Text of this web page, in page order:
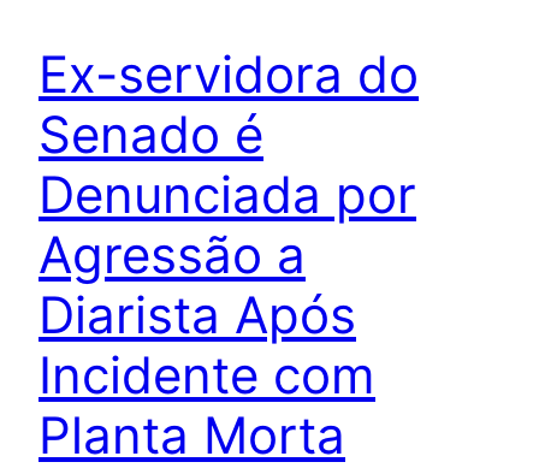
Ex-servidora do
Senado é
Denunciada por
Agressão a
Diarista Após
Incidente com
Planta Morta